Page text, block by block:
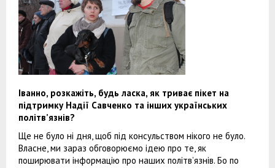
Іванно, розкажіть, будь ласка, як триває пікет на
підтримку Надії Савченко та інших українських
політв’язнів?
Ще не було ні дня, щоб під консульством нікого не було.
Власне, ми зараз обговорюємо ідею про те, як
поширювати інформацію про наших політв’язнів. Бо по